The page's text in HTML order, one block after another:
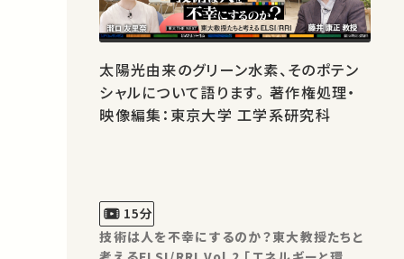
太陽光由来のグリーン水素、そのポテン
シャルについて語ります。 著作権処理・
映像編集：東京大学 工学系研究科
15分
技術は人を不幸にするのか？東大教授たちと